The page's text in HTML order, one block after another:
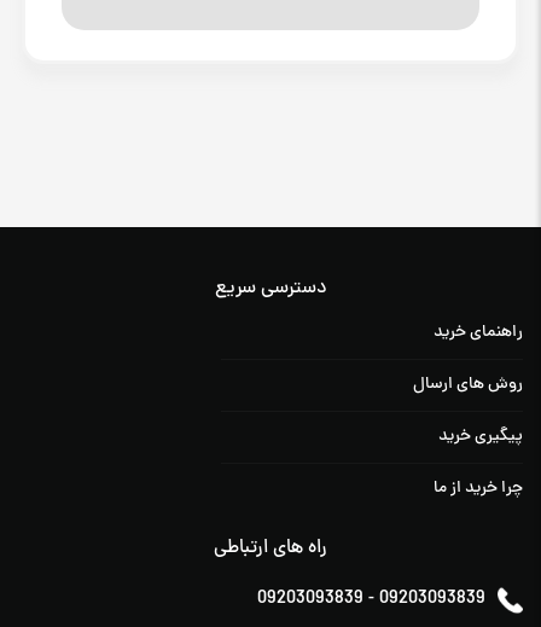
دسترسی سریع
راهنمای خرید
روش های ارسال
پیگیری خرید
چرا خرید از ما
راه های ارتباطی
09203093839 -09203093839